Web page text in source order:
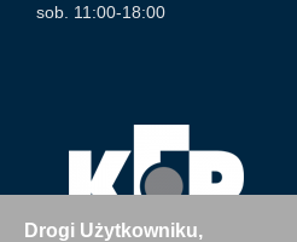
Drogi Użytkowniku,
sob. 11:00-18:00